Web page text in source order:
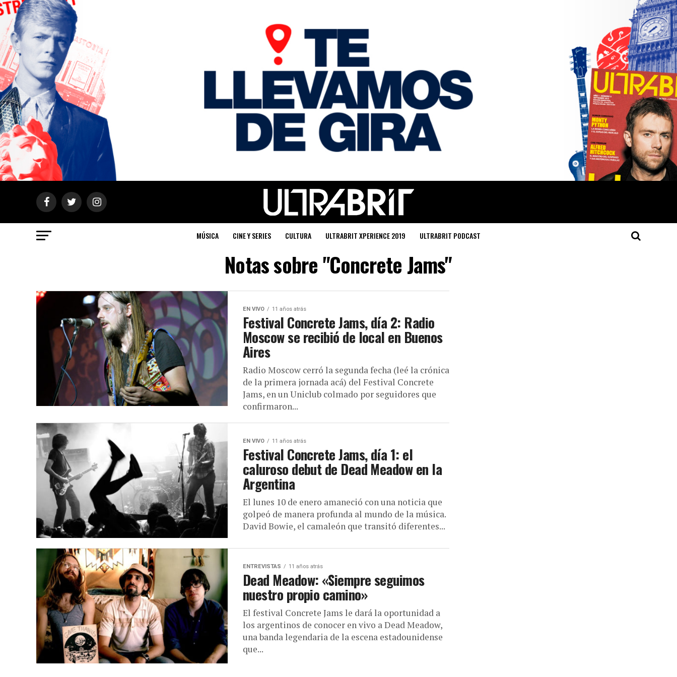
MÚSICA CINE Y SERIES CULTURA ULTRABRIT XPERIENCE 2019 ULTRABRIT PODCAST
Notas sobre "Concrete Jams"
EN VIVO 11 años atrás
Festival Concrete Jams, día 2: Radio
Moscow se recibió de local en Buenos
Aires
Radio Moscow cerró la segunda fecha (leé la crónica
de la primera jornada acá) del Festival Concrete
Jams, en un Uniclub colmado por seguidores que
confirmaron...
EN VIVO 11 años atrás
Festival Concrete Jams, día 1: el
caluroso debut de Dead Meadow en la
Argentina
El lunes 10 de enero amaneció con una noticia que
golpeó de manera profunda al mundo de la música.
David Bowie, el camaleón que transitó diferentes...
ENTREVISTAS 11 años atrás
Dead Meadow: «Siempre seguimos
nuestro propio camino»
El festival Concrete Jams le dará la oportunidad a
los argentinos de conocer en vivo a Dead Meadow,
una banda legendaria de la escena estadounidense
que...